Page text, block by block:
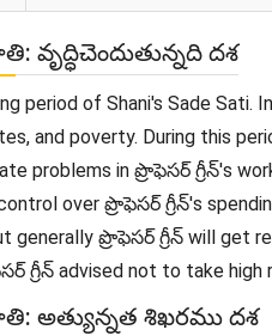
వృద్ధిచెందుతున్నది దశ
period of Shani's Sade Sati.
and poverty. During this
problems in ప్రొఫెసర్ గ్రీన్'s
over ప్రొఫెసర్ గ్రీన్'s
generally ప్రొఫెసర్ గ్రీన్ will get
గ్రీన్ advised not to take
అత్యున్నత శిఖరము దశ